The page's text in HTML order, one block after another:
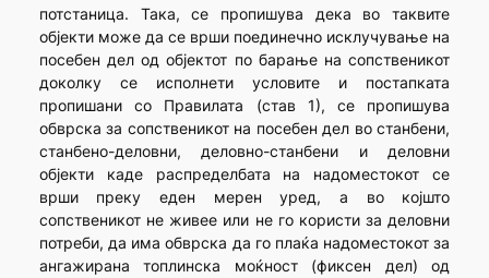
потстаница. Така, се пропишува дека во таквите
објекти може да се врши поединечно исклучување на
посебен дел од објектот по барање на сопственикот
доколку се исполнети условите и постапката
пропишани со Правилата (став 1), се пропишува
обврска за сопственикот на посебен дел во станбени,
станбено-деловни, деловно-станбени и деловни
објекти каде распределбата на надоместокот се
врши преку еден мерен уред, а во којшто
сопственикот не живее или не го користи за деловни
потреби, да има обврска да го плаќа надоместокот за
ангажирана топлинска моќност (фиксен дел) од